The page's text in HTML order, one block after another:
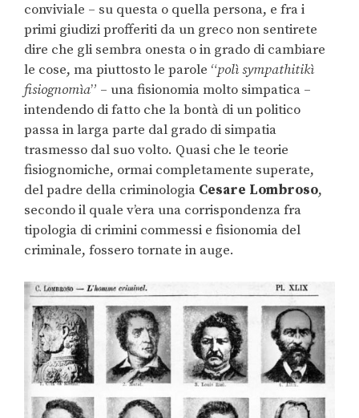
conviviale – su questa o quella persona, e fra i
primi giudizi profferiti da un greco non sentirete
dire che gli sembra onesta o in grado di cambiare
le cose, ma piuttosto le parole “polì sympathitikì
fisiognomìa” – una fisionomia molto simpatica –
intendendo di fatto che la bontà di un politico
passa in larga parte dal grado di simpatia
trasmesso dal suo volto. Quasi che le teorie
fisiognomiche, ormai completamente superate,
del padre della criminologia Cesare Lombroso,
secondo il quale v’era una corrispondenza fra
tipologia di crimini commessi e fisionomia del
criminale, fossero tornate in auge.